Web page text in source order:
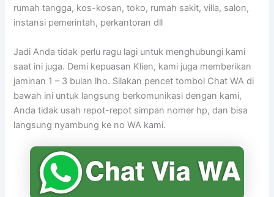
rumah tangga, kos-kosan, toko, rumah sakit, villa, salon,
instansi pemerintah, perkantoran dll
Jadi Anda tidak perlu ragu lagi untuk menghubungi kami
saat ini juga. Demi kepuasan Klien, kami juga memberikan
jaminan 1 – 3 bulan lho. Silakan pencet tombol Chat WA di
bawah ini untuk langsung berkomunikasi dengan kami,
Anda tidak usah repot-repot simpan nomer hp, dan bisa
langsung nyambung ke no WA kami.